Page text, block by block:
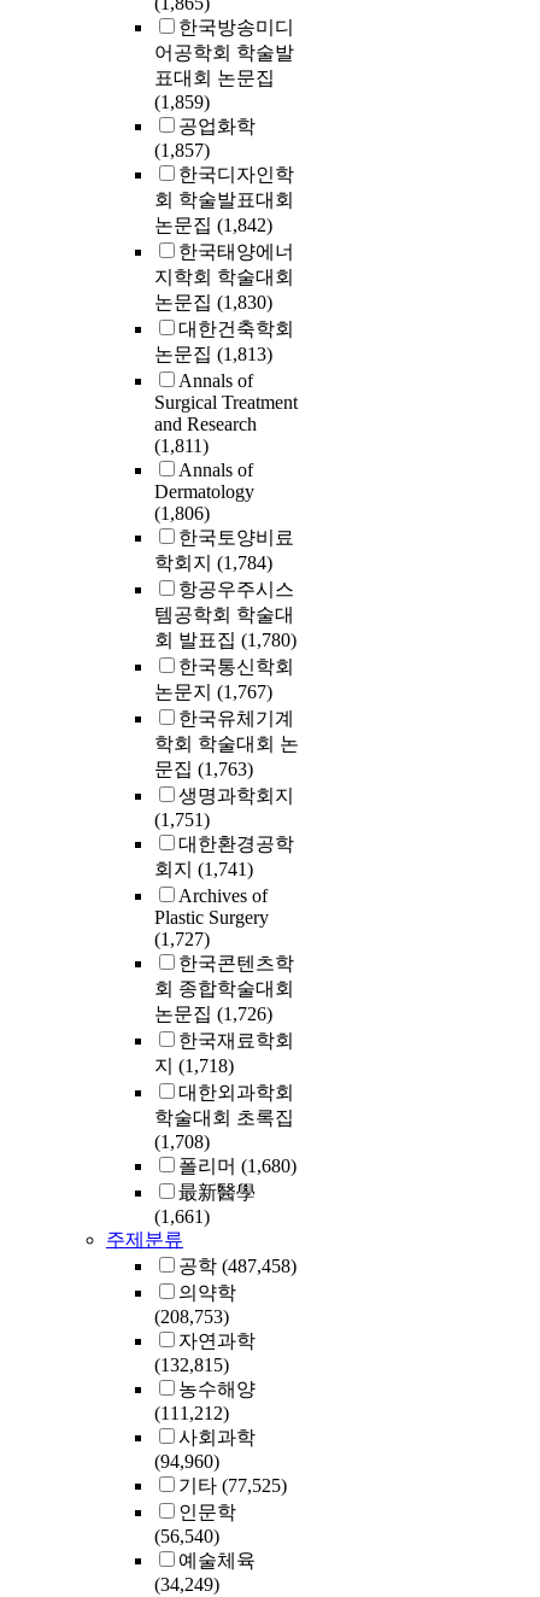
한국방송미디
어공학회 학술발
표대회 논문집
(1,859)
공업화학
(1,857)
한국디자인학
회 학술발표대회
논문집 (1,842)
한국태양에너
지학회 학술대회
논문집 (1,830)
대한건축학회
논문집 (1,813)
Annals of
Surgical Treatment
and Research
(1,811)
Annals of
Dermatology
(1,806)
한국토양비료
학회지 (1,784)
항공우주시스
템공학회 학술대
회 발표집 (1,780)
한국통신학회
논문지 (1,767)
한국유체기계
학회 학술대회 논
문집 (1,763)
생명과학회지
(1,751)
대한환경공학
회지 (1,741)
Archives of
Plastic Surgery
(1,727)
한국콘텐츠학
회 종합학술대회
논문집 (1,726)
한국재료학회
지 (1,718)
대한외과학회
학술대회 초록집
(1,708)
폴리머 (1,680)
最新醫學
(1,661)
주제분류
공학 (487,458)
의약학
(208,753)
자연과학
(132,815)
농수해양
(111,212)
사회과학
(94,960)
기타 (77,525)
인문학
(56,540)
예술체육
(34,249)